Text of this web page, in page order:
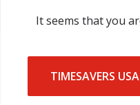
It seems that you
TIMESAVERS